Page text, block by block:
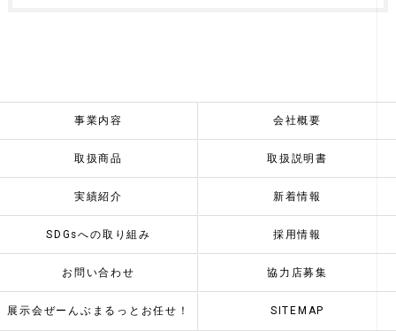
事業内容 会社概要
取扱商品 取扱説明書
実績紹介 新着情報
SDGsへの取り組み 採用情報
お問い合わせ 協力店募集
展示会ぜーんぶまるっとお任せ！ SITEMAP